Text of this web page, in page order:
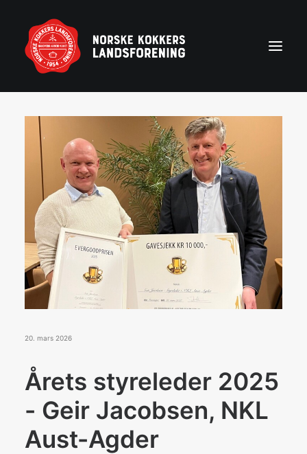
Forside
Aktuelt
Om NKL
Kontakt NKL-foreninger
Bli medlem
Årshjul
Partnerprogram
Rekruttering
Konkurranser
BLI MEDLEM
Search
20. mars 2026
Årets styreleder 2025
- Geir Jacobsen, NKL
Aust-Agder